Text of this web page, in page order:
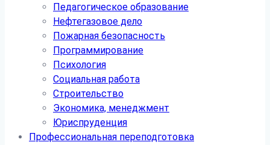
Педагогическое образование
Нефтегазовое дело
Пожарная безопасность
Программирование
Психология
Социальная работа
Строительство
Экономика, менеджмент
Юриспруденция
Профессиональная переподготовка